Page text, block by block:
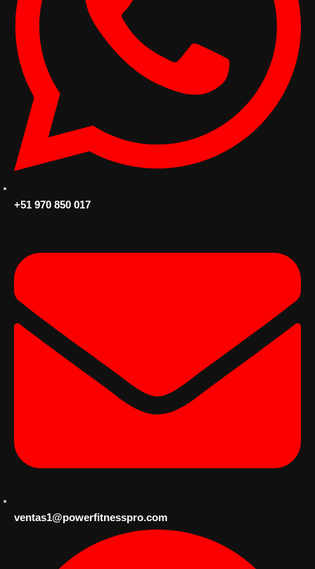
+51 970 850 017
ventas1@powerfitnesspro.com